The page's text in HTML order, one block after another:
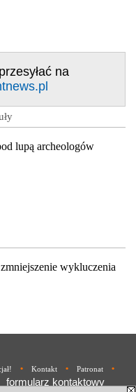
na
lupą archeologów
wykluczenia
• Kontakt • Patronat •
formularz kontaktowy